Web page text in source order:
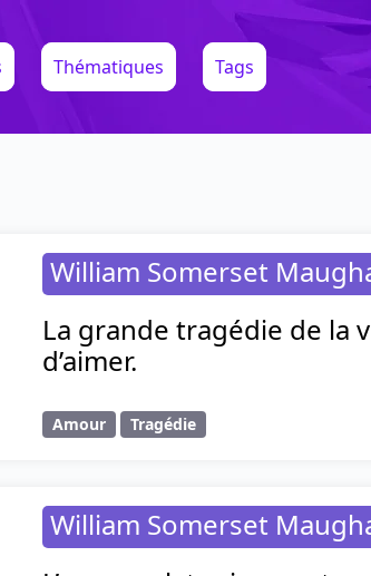
Thématiques Tags
William Somerset
La grande tragédie de la
d’aimer.
Amour Tragédie
William Somerset